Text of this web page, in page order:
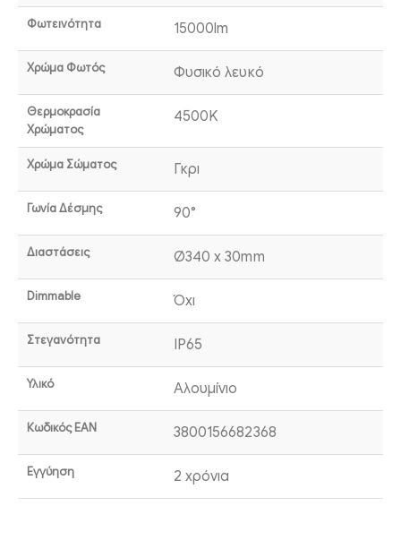
Φωτεινότητα 15000lm
Χρώμα Φωτός Φυσικό λευκό
Θερμοκρασία
Χρώματος
4500K
Χρώμα Σώματος Γκρι
Γωνία Δέσμης 90°
Διαστάσεις Ø340 x 30mm
Dimmable Όχι
Στεγανότητα IP65
Υλικό Αλουμίνιο
Κωδικός EAN 3800156682368
Εγγύηση 2 χρόνια